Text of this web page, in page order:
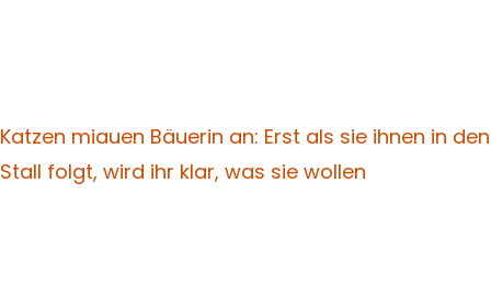
Katzen miauen Bäuerin an: Erst als sie ihnen in den
Stall folgt, wird ihr klar, was sie wollen